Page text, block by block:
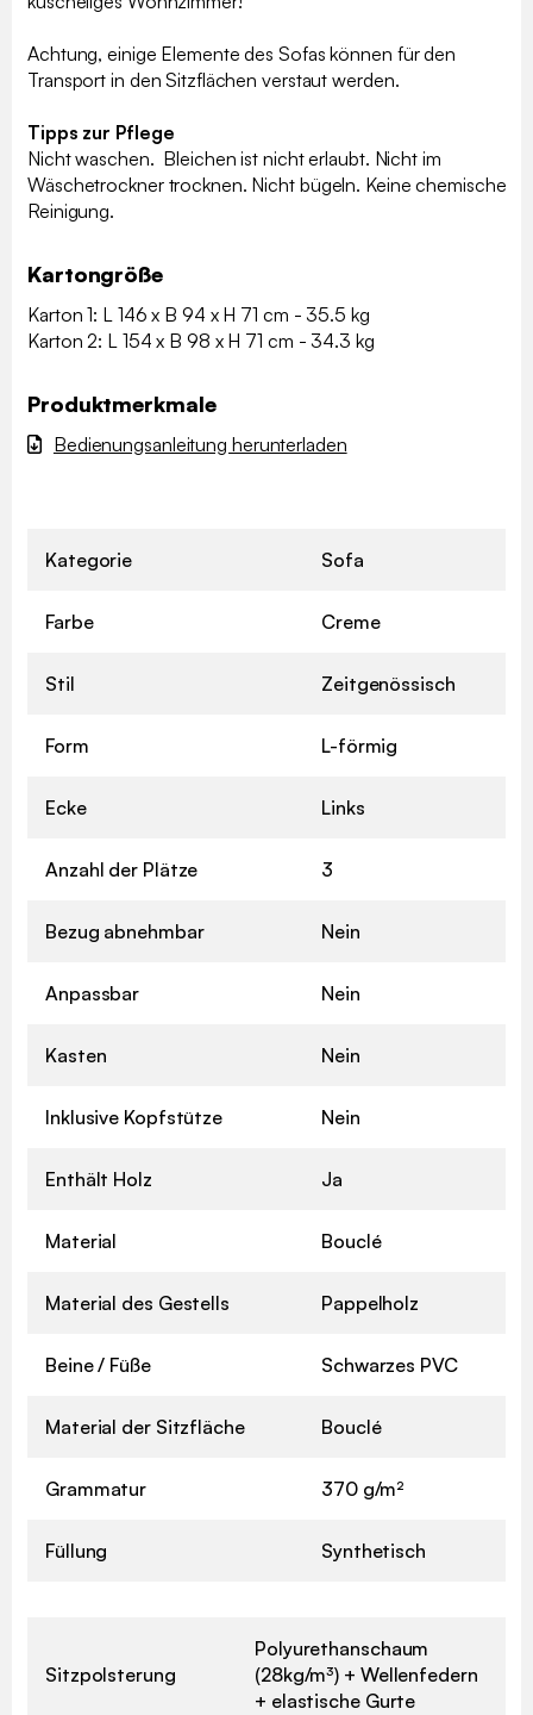
Achtung, einige Elemente des Sofas können für den
Transport in den Sitzflächen verstaut werden.
Tipps zur Pflege
Nicht waschen. Bleichen ist nicht erlaubt. Nicht im
Wäschetrockner trocknen. Nicht bügeln. Keine chemische
Reinigung.
Kartongröße
Karton 1: L 146 x B 94 x H 71 cm - 35.5 kg
Karton 2: L 154 x B 98 x H 71 cm - 34.3 kg
Produktmerkmale
Bedienungsanleitung herunterladen
Kategorie Sofa
Farbe Creme
Stil Zeitgenössisch
Form L-förmig
Ecke Links
Anzahl der Plätze 3
Bezug abnehmbar Nein
Anpassbar Nein
Kasten Nein
Inklusive Kopfstütze Nein
Enthält Holz Ja
Material Bouclé
Material des Gestells Pappelholz
Beine / Füße Schwarzes PVC
Material der Sitzfläche Bouclé
Grammatur 370 g/m²
Füllung Synthetisch
Sitzpolsterung
Polyurethanschaum
(28kg/m³) + Wellenfedern
+ elastische Gurte